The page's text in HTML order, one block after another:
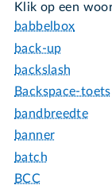
Klik op een
babbelbox
back-up
backslash
Backspace-toets
bandbreedte
banner
batch
BCC